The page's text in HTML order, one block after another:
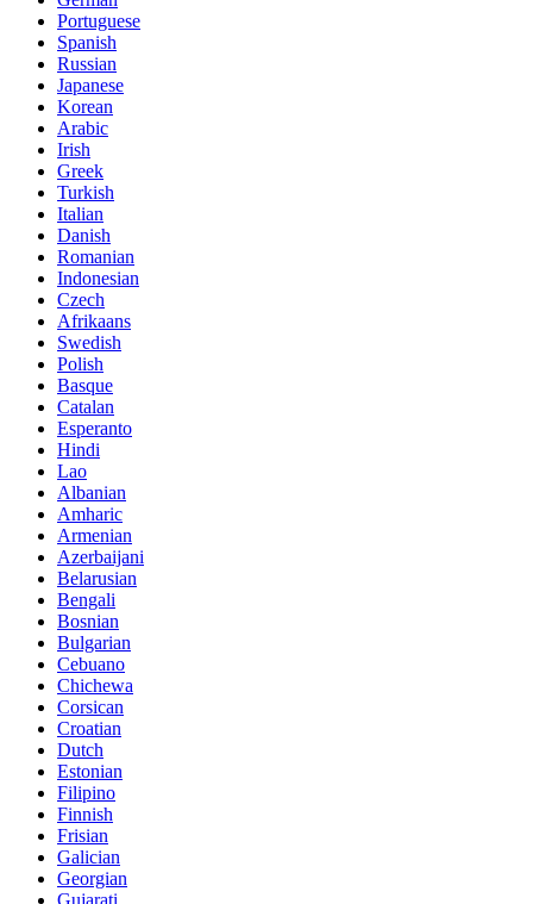
Portuguese
Spanish
Russian
Japanese
Korean
Arabic
Irish
Greek
Turkish
Italian
Danish
Romanian
Indonesian
Czech
Afrikaans
Swedish
Polish
Basque
Catalan
Esperanto
Hindi
Lao
Albanian
Amharic
Armenian
Azerbaijani
Belarusian
Bengali
Bosnian
Bulgarian
Cebuano
Chichewa
Corsican
Croatian
Dutch
Estonian
Filipino
Finnish
Frisian
Galician
Georgian